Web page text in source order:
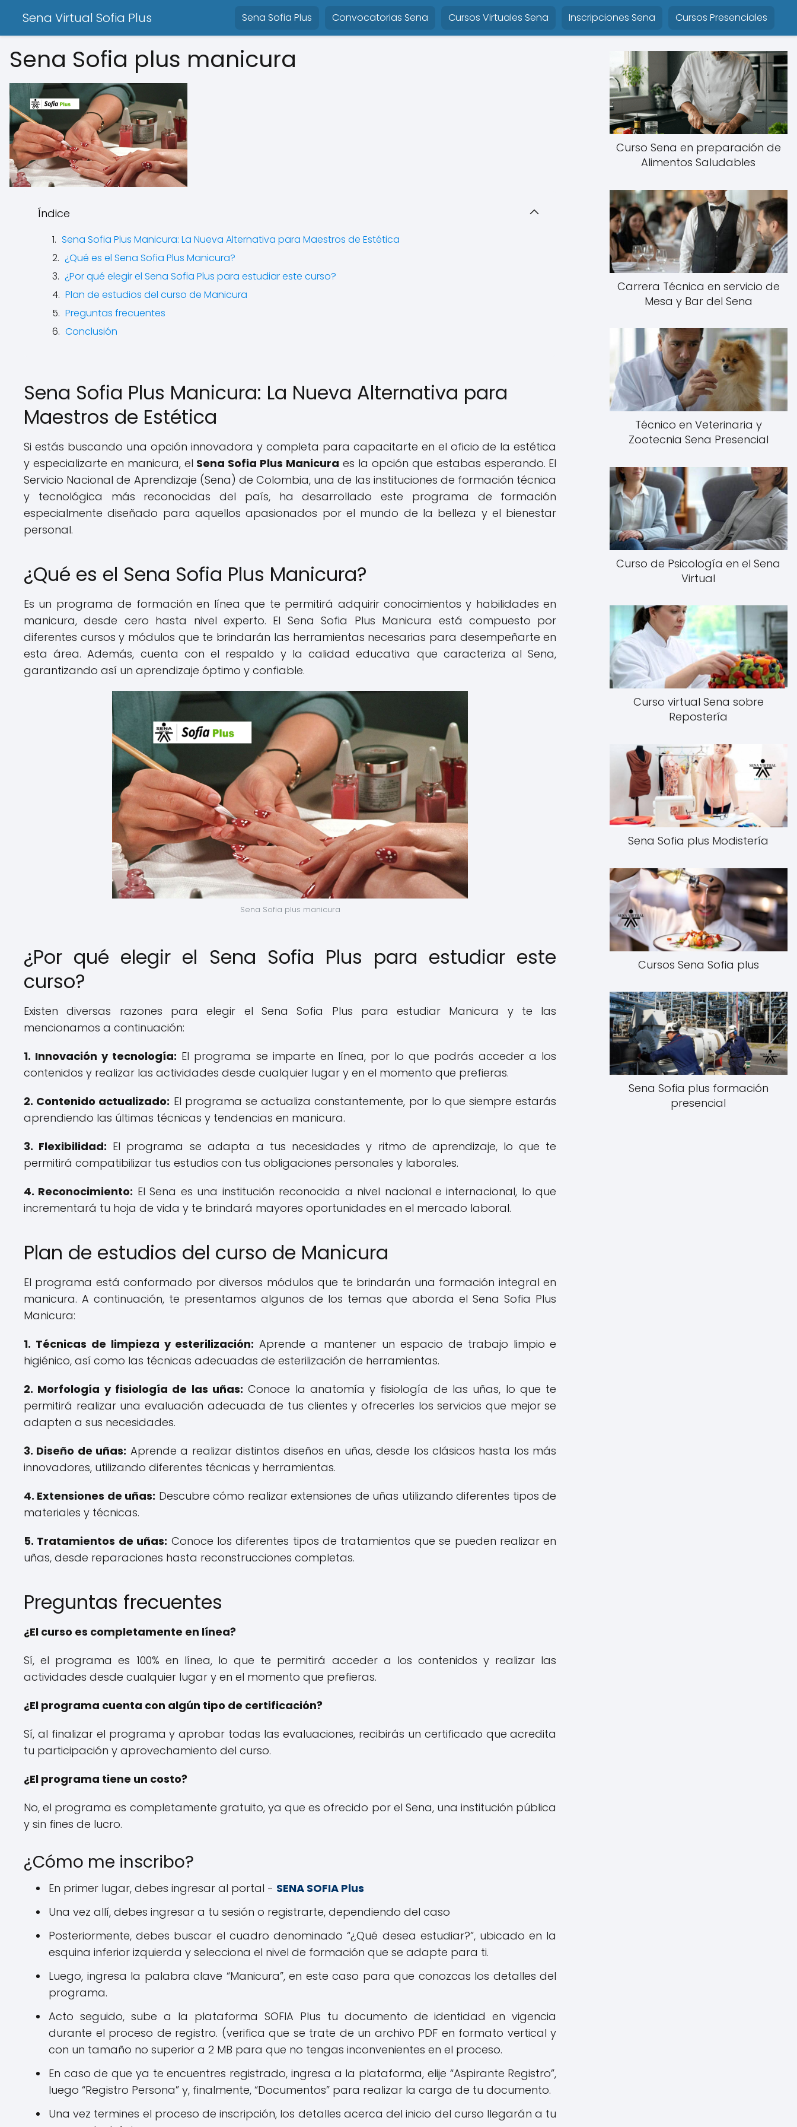
Sena Virtual Sofia Plus Sena Sofia Plus Convocatorias Sena Cursos Virtuales Sena Inscripciones Sena Cursos Presenciales
Sena Sofia plus manicura
Índice
Sena Sofia Plus Manicura: La Nueva Alternativa para Maestros de Estética
¿Qué es el Sena Sofia Plus Manicura?
¿Por qué elegir el Sena Sofia Plus para estudiar este curso?
Plan de estudios del curso de Manicura
Preguntas frecuentes
Conclusión
Sena Sofia Plus Manicura: La Nueva Alternativa para
Maestros de Estética
Si estás buscando una opción innovadora y completa para capacitarte en el oficio de la estética
y especializarte en manicura, el Sena Sofia Plus Manicura es la opción que estabas esperando. El
Servicio Nacional de Aprendizaje (Sena) de Colombia, una de las instituciones de formación técnica
y tecnológica más reconocidas del país, ha desarrollado este programa de formación
especialmente diseñado para aquellos apasionados por el mundo de la belleza y el bienestar
personal.
¿Qué es el Sena Sofia Plus Manicura?
Es un programa de formación en línea que te permitirá adquirir conocimientos y habilidades en
manicura, desde cero hasta nivel experto. El Sena Sofia Plus Manicura está compuesto por
diferentes cursos y módulos que te brindarán las herramientas necesarias para desempeñarte en
esta área. Además, cuenta con el respaldo y la calidad educativa que caracteriza al Sena,
garantizando así un aprendizaje óptimo y confiable.
Sena Sofia plus manicura
¿Por qué elegir el Sena Sofia Plus para estudiar este
curso?
Existen diversas razones para elegir el Sena Sofia Plus para estudiar Manicura y te las
mencionamos a continuación:
1. Innovación y tecnología: El programa se imparte en línea, por lo que podrás acceder a los
contenidos y realizar las actividades desde cualquier lugar y en el momento que prefieras.
2. Contenido actualizado: El programa se actualiza constantemente, por lo que siempre estarás
aprendiendo las últimas técnicas y tendencias en manicura.
3. Flexibilidad: El programa se adapta a tus necesidades y ritmo de aprendizaje, lo que te
permitirá compatibilizar tus estudios con tus obligaciones personales y laborales.
4. Reconocimiento: El Sena es una institución reconocida a nivel nacional e internacional, lo que
incrementará tu hoja de vida y te brindará mayores oportunidades en el mercado laboral.
Plan de estudios del curso de Manicura
El programa está conformado por diversos módulos que te brindarán una formación integral en
manicura. A continuación, te presentamos algunos de los temas que aborda el Sena Sofia Plus
Manicura:
1. Técnicas de limpieza y esterilización: Aprende a mantener un espacio de trabajo limpio e
higiénico, así como las técnicas adecuadas de esterilización de herramientas.
2. Morfología y fisiología de las uñas: Conoce la anatomía y fisiología de las uñas, lo que te
permitirá realizar una evaluación adecuada de tus clientes y ofrecerles los servicios que mejor se
adapten a sus necesidades.
3. Diseño de uñas: Aprende a realizar distintos diseños en uñas, desde los clásicos hasta los más
innovadores, utilizando diferentes técnicas y herramientas.
4. Extensiones de uñas: Descubre cómo realizar extensiones de uñas utilizando diferentes tipos de
materiales y técnicas.
5. Tratamientos de uñas: Conoce los diferentes tipos de tratamientos que se pueden realizar en
uñas, desde reparaciones hasta reconstrucciones completas.
Preguntas frecuentes
¿El curso es completamente en línea?
Sí, el programa es 100% en línea, lo que te permitirá acceder a los contenidos y realizar las
actividades desde cualquier lugar y en el momento que prefieras.
¿El programa cuenta con algún tipo de certificación?
Sí, al finalizar el programa y aprobar todas las evaluaciones, recibirás un certificado que acredita
tu participación y aprovechamiento del curso.
¿El programa tiene un costo?
No, el programa es completamente gratuito, ya que es ofrecido por el Sena, una institución pública
y sin fines de lucro.
¿Cómo me inscribo?
En primer lugar, debes ingresar al portal - SENA SOFIA Plus
Una vez allí, debes ingresar a tu sesión o registrarte, dependiendo del caso
Posteriormente, debes buscar el cuadro denominado “¿Qué desea estudiar?”, ubicado en la
esquina inferior izquierda y selecciona el nivel de formación que se adapte para ti.
Luego, ingresa la palabra clave “Manicura”, en este caso para que conozcas los detalles del
programa.
Acto seguido, sube a la plataforma SOFIA Plus tu documento de identidad en vigencia
durante el proceso de registro. (verifica que se trate de un archivo PDF en formato vertical y
con un tamaño no superior a 2 MB para que no tengas inconvenientes en el proceso.
En caso de que ya te encuentres registrado, ingresa a la plataforma, elije “Aspirante Registro”,
luego “Registro Persona” y, finalmente, “Documentos” para realizar la carga de tu documento.
Una vez termines el proceso de inscripción, los detalles acerca del inicio del curso llegarán a tu
Curso Sena en preparación de
Alimentos Saludables
Carrera Técnica en servicio de
Mesa y Bar del Sena
Técnico en Veterinaria y
Zootecnia Sena Presencial
Curso de Psicología en el Sena
Virtual
Curso virtual Sena sobre
Repostería
Sena Sofia plus Modistería
Cursos Sena Sofia plus
Sena Sofia plus formación
presencial